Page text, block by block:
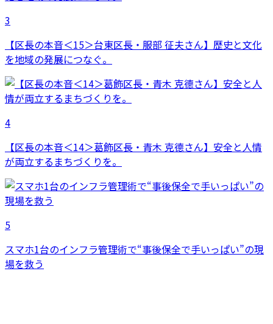
3
【区長の本音＜15＞台東区長・服部 征夫さん】歴史と文化
を地域の発展につなぐ。
4
【区長の本音＜14＞葛飾区長・青木 克德さん】安全と人情
が両立するまちづくりを。
5
スマホ1台のインフラ管理術で“事後保全で手いっぱい”の現
場を救う